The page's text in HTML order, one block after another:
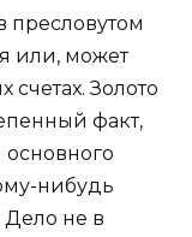
пресловутом
или, может
счетах. Золото
факт,
нибудь
Дело не в